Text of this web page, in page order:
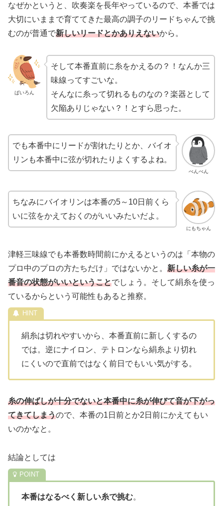
なぜかというと、吹奏楽を長年やっているので、本番では
大切にいままで育ててきた最高の調子のリードちゃんで挑
むのが普通で新しいリードとかありえないから。
ばいろん
そして本番直前に糸をかえるの？！なんか三
味線ってすごいな。
そんなに糸って切れるものなの？楽器として
欠陥ありじゃない？！とすら思った。
ぺんぺん
でも本番中にリードが割れたりとか、バイオ
リンも本番中に弦が切れたりよくするよね。
にもちゃん
ちなみにバイオリンは本番の5～10日前くら
いに弦をかえておくのがいいみたいだよ。
津軽三味線でも本番数時間前にかえるというのは「本物の
プロ中のプロの方たちだけ」ではないかと。 新しい糸が一
番音の状態がいいということでしょう。そして絹糸を使っ
ているからという可能性もあると推察。
絹糸は切れやすいから、本番直前に新しくするの
では。逆にナイロン、テトロンなら絹糸より切れ
にくいので直前ではなく前日でもいい気がする。
糸の伸ばしが十分でないと本番中に糸が伸びて音が下がっ
てきてしまうので、本番の1日前とか2日前にかえてもい
いのかなと。
結論としては
本番はなるべく新しい糸で挑む。